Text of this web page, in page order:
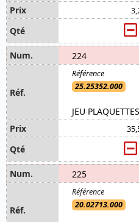
224
25.25352.000
JEU
225
20.02713.000